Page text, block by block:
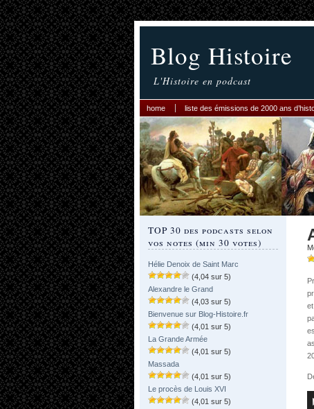
Blog Histoire
L'Histoire en podcast
home liste des émissions de 2000 ans
TOP 30 des podcasts selon
vos notes (min 30 votes)
Hélie Denoix de Saint Marc
(4,04 sur 5)
Alexandre le Grand
(4,03 sur 5)
Bienvenue sur Blog-Histoire.fr
(4,01 sur 5)
La Grande Armée
(4,01 sur 5)
Massada
(4,01 sur 5)
Le procès de Louis XVI
(4,01 sur 5)